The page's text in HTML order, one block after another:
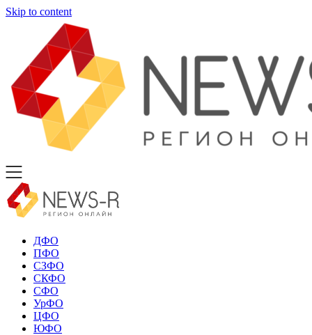
Skip to content
ДФО
ПФО
СЗФО
СКФО
СФО
УрФО
ЦФО
ЮФО